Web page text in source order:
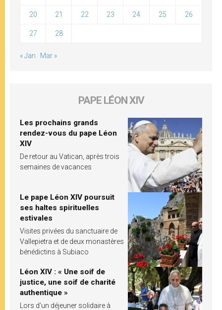
20 21 22 23 24 25 26
27 28
« Jan Mar »
PAPE LÉON XIV
Les prochains grands
rendez-vous du pape Léon
XIV
De retour au Vatican, après trois
semaines de vacances
Le pape Léon XIV poursuit
ses haltes spirituelles
estivales
Visites privées du sanctuaire de
Vallepietra et de deux monastères
bénédictins à Subiaco
Léon XIV : « Une soif de
justice, une soif de charité
authentique »
Lors d’un déjeuner solidaire à